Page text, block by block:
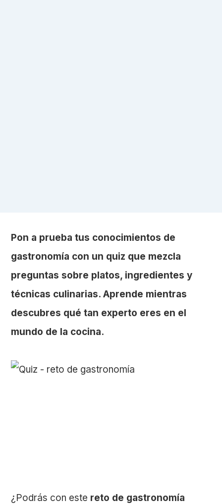
Pon a prueba tus conocimientos de
gastronomía con un quiz que mezcla
preguntas sobre platos, ingredientes y
técnicas culinarias. Aprende mientras
descubres qué tan experto eres en el
mundo de la cocina.
¿Podrás con este reto de gastronomía